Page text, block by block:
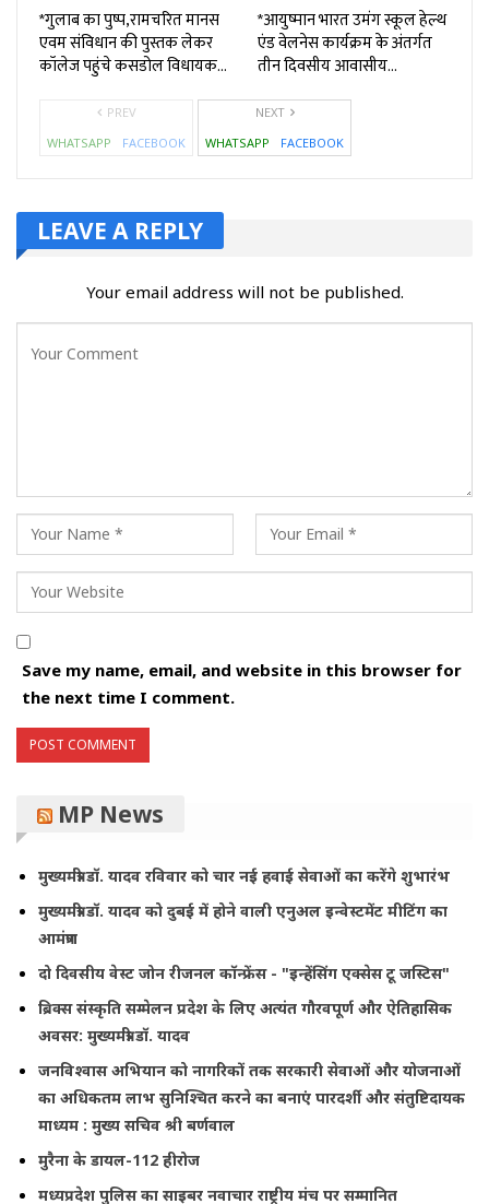
*गुलाब का पुष्प,रामचरित मानस
एवम संविधान की पुस्तक लेकर
कॉलेज पहुंचे कसडोल विधायक…
*आयुष्मान भारत उमंग स्कूल हेल्थ
एंड वेलनेस कार्यक्रम के अंतर्गत
तीन दिवसीय आवासीय…
PREV
WHATSAPP
FACEBOOK
NEXT
WHATSAPP
FACEBOOK
LEAVE A REPLY
Your email address will not be published.
Save my name, email, and website in this browser for
the next time I comment.
MP News
मुख्यमंत्री डॉ. यादव रविवार को चार नई हवाई सेवाओं का करेंगे शुभारंभ
मुख्यमंत्री डॉ. यादव को दुबई में होने वाली एनुअल इन्वेस्टमेंट मीटिंग का
आमंत्रण
दो दिवसीय वेस्ट जोन रीजनल कॉन्फ्रेंस - "इन्हेंसिंग एक्सेस टू जस्टिस"
ब्रिक्स संस्कृति सम्मेलन प्रदेश के लिए अत्यंत गौरवपूर्ण और ऐतिहासिक
अवसर: मुख्यमंत्री डॉ. यादव
जनविश्वास अभियान को नागरिकों तक सरकारी सेवाओं और योजनाओं
का अधिकतम लाभ सुनिश्चित करने का बनाएं पारदर्शी और संतुष्टिदायक
माध्यम : मुख्य सचिव श्री बर्णवाल
मुरैना के डायल-112 हीरोज
मध्यप्रदेश पुलिस का साइबर नवाचार राष्ट्रीय मंच पर सम्मानित